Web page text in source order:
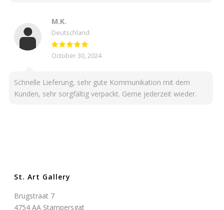
M.K.
Deutschland
October 30, 2024
Schnelle Lieferung, sehr gute Kommunikation mit dem
Kunden, sehr sorgfältig verpackt. Gerne jederzeit wieder.
St. Art Gallery
Brugstraat 7
4754 AA Stampersgat